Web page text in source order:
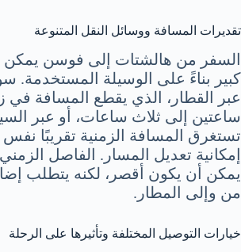
تقديرات المسافة ووسائل النقل المتنوعة
السفر من هالشتات إلى فوسن
كبير بناءً على الوسيلة المستخدمة.
عبر القطار، الذي يقطع المسافة في
ساعتين إلى ثلاث ساعات، أو عبر
تستغرق المسافة الزمنية تقريبًا
إمكانية تعديل المسار. الفاصل
يمكن أن يكون أقصر، لكنه يتطلب
من وإلى المطار.
خيارات التوصيل المختلفة وتأثيرها على الرحلة